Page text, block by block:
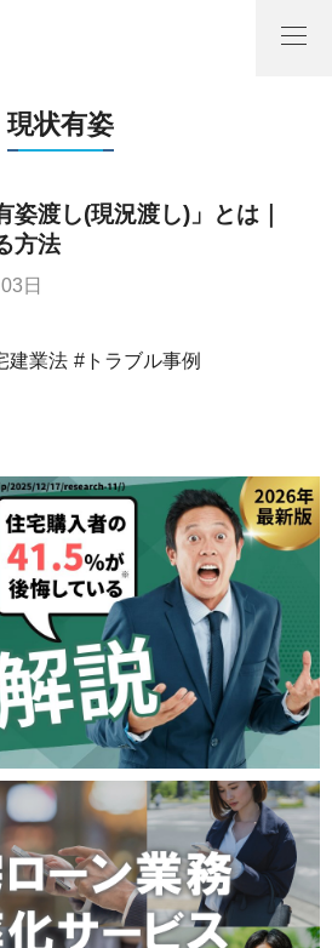
現状有姿
姿渡し(現況渡し)」とは｜
方法
日
建業法 トラブル事例